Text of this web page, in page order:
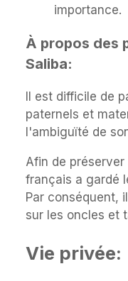
importance.
À propos des
Saliba:
Il est difficile de
paternels et
l'ambiguïté de
Afin de
français a gardé
Par conséquent,
sur les oncles et
Vie privée: